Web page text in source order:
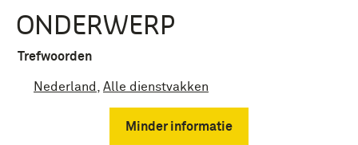
ONDERWERP
Trefwoorden
Nederland Alle dienstvakken
Minder informatie